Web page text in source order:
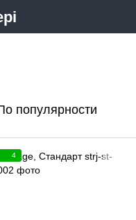
популярности
4